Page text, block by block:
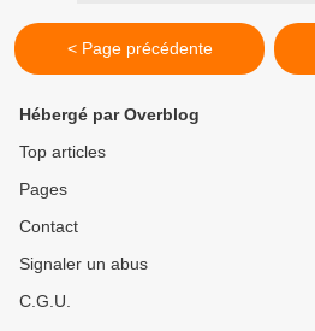
< Page précédente
Hébergé par Overblog
Top articles
Pages
Contact
Signaler un abus
C.G.U.